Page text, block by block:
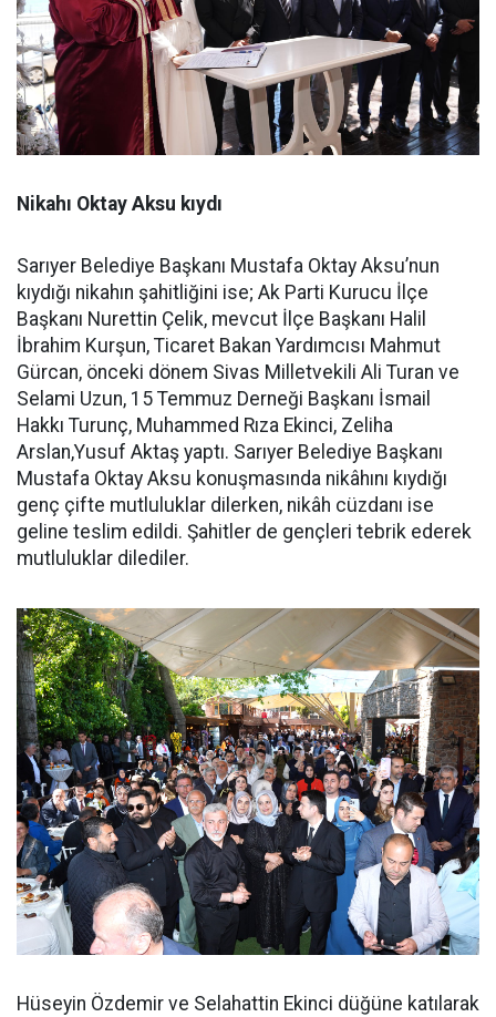
Nikahı Oktay Aksu kıydı
Sarıyer Belediye Başkanı Mustafa Oktay Aksu’nun
kıydığı nikahın şahitliğini ise; Ak Parti Kurucu İlçe
Başkanı Nurettin Çelik, mevcut İlçe Başkanı Halil
İbrahim Kurşun, Ticaret Bakan Yardımcısı Mahmut
Gürcan, önceki dönem Sivas Milletvekili Ali Turan ve
Selami Uzun, 15 Temmuz Derneği Başkanı İsmail
Hakkı Turunç, Muhammed Rıza Ekinci, Zeliha
Arslan,Yusuf Aktaş yaptı. Sarıyer Belediye Başkanı
Mustafa Oktay Aksu konuşmasında nikâhını kıydığı
genç çifte mutluluklar dilerken, nikâh cüzdanı ise
geline teslim edildi. Şahitler de gençleri tebrik ederek
mutluluklar dilediler.
Hüseyin Özdemir ve Selahattin Ekinci düğüne katılarak